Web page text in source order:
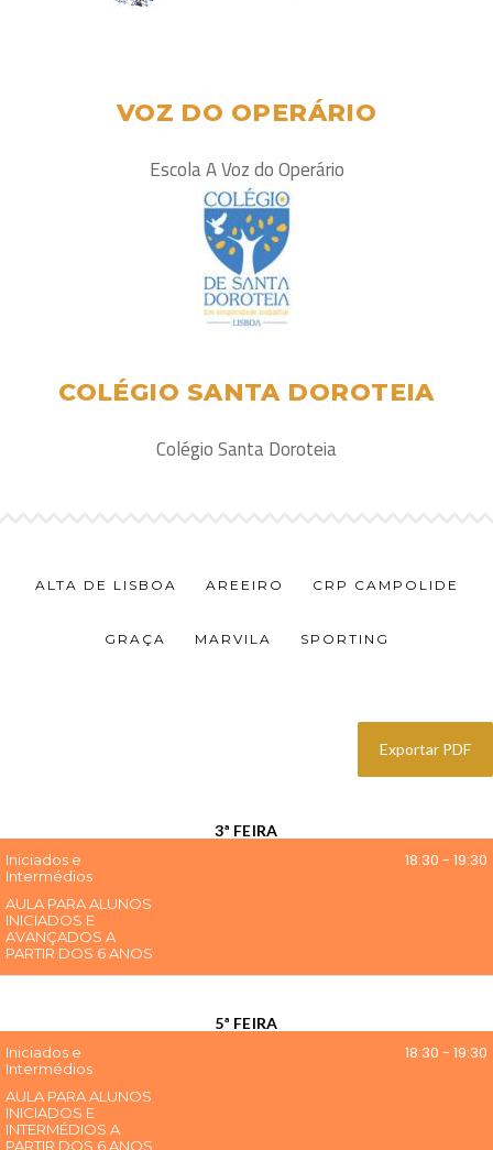
VOZ DO OPERÁRIO
Escola A Voz do Operário
COLÉGIO SANTA DOROTEIA
Colégio Santa Doroteia
ALTA DE LISBOA AREEIRO CRP CAMPOLIDE
GRAÇA MARVILA SPORTING
3ª FEIRA
Iniciados e
Intermédios
AULA PARA ALUNOS
INICIADOS E
AVANÇADOS A
PARTIR DOS 6 ANOS
18:30 - 19:30
5ª FEIRA
Iniciados e
Intermédios
AULA PARA ALUNOS
INICIADOS E
INTERMÉDIOS A
PARTIR DOS 6 ANOS
18:30 - 19:30